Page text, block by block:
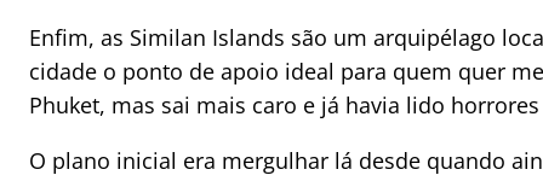
Enfim, as Similan Islands são um arquipélago
cidade o ponto de apoio ideal para quem quer
Phuket, mas sai mais caro e já havia lido
O plano inicial era mergulhar lá desde quando